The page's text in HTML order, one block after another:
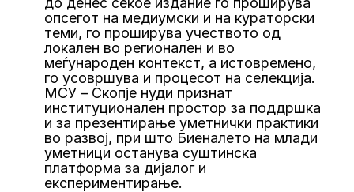
опсегот на медиумски и на кураторски
теми, го проширува учеството од
локален во регионален и во
меѓународен контекст, а истовремено,
го усовршува и процесот на селекција.
МСУ – Скопјe нуди признат
институционален простор за поддршка
и за презентирање уметнички практики
во развој, при што Биеналето на млади
уметници останува суштинска
платформа за дијалог и
експериментирање.